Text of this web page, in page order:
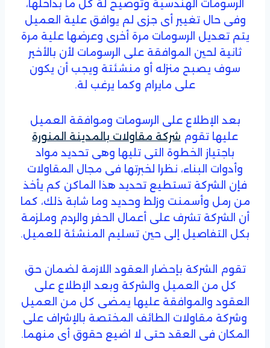
الرسومات الهندسية وتوضيح لة كل ما بداخلها،
وفى حال تغيير أى جزى لم يوافق علية العميل
يتم تعديل الرسومات مرة أخرى وعرضها علية مرة
ثانية لحين الموافقة على الرسومات لأن بالأخير
سوف يصبح منزله أو منشئتة ويجب أن يكون
على مايرام وكما يرغب لة.
بعد الإطلاع على الرسومات وموافقة العميل
عليها تقوم شركة مقاولات بالمدينة المنورة
باجتياز الخطوة التى تليها وهى تحديد مواد
وأدوات البناء، نظرا لخبرتها فى مجال المقاولات
فإن الشركة تستطيع تحديد هذا الماكن كم يأخذ
من رمل وأسمنت وزلط وحديد وما شابة ذلك، كما
أن الشركة تشرف على أعمال الحفر والردم وملزمة
بكل التفاصيل إلى حين تسليم المنشئة للعميل.
تقوم الشركة بإحضار العقود اللازمة لضمان حق
كل من العميل والشركة وبعد الإطلاع على
العقود والموافقة عليها يمضى كل من العميل
وشركة مقاولات الطائف المختصة بالإشراف على
المكان فى العقد حتى لا اضيع حقوق أى منهما.